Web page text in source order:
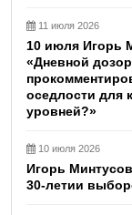
11 июля 2026
10 июля Игорь
«Дневной
оседлости для
уровней?»
10 июля 2026
Игорь
30-летии